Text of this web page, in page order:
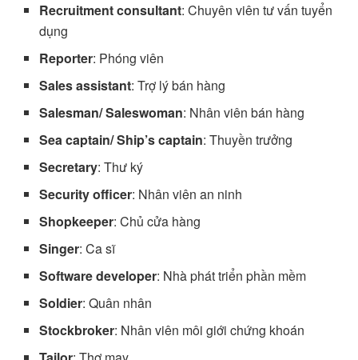
Recruitment consultant: Chuyên viên tư vấn tuyển
dụng
Reporter: Phóng viên
Sales assistant: Trợ lý bán hàng
Salesman/ Saleswoman: Nhân viên bán hàng
Sea captain/ Ship’s captain: Thuyền trưởng
Secretary: Thư ký
Security officer: Nhân viên an ninh
Shopkeeper: Chủ cửa hàng
Singer: Ca sĩ
Software developer: Nhà phát triển phần mềm
Soldier: Quân nhân
Stockbroker: Nhân viên môi giới chứng khoán